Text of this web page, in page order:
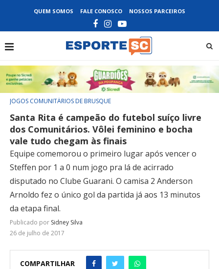
QUEM SOMOS FALE CONOSCO NOSSOS PARCEIROS
JOGOS COMUNITÁRIOS DE BRUSQUE
Santa Rita é campeão do futebol suíço livre
dos Comunitários. Vôlei feminino e bocha
vale tudo chegam às finais
Equipe comemorou o primeiro lugar após vencer o
Steffen por 1 a 0 num jogo pra lá de acirrado
disputado no Clube Guarani. O camisa 2 Anderson
Arnoldo fez o único gol da partida já aos 13 minutos
da etapa final.
Publicado por Sidney Silva
26 de julho de 2017
COMPARTILHAR